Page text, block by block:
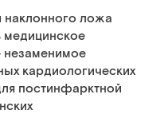
наклонного ложа
медицинское
кардиологических
постинфарктной